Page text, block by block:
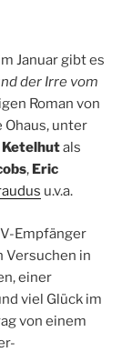
Januar gibt es
der Irre vom
Roman von
Ohaus, unter
Ketelhutals
, Eric
u.v.a.
Empfänger
Versuchen in
einer
viel Glück im
von einem